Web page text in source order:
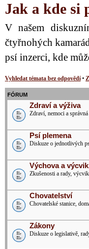
Jak a kde si
V našem
čtyřnohých
psí inzerci, kde
Vyhledat témata bez odpovědí•
FÓRUM
Zdraví a výživa
Zdraví, nemoci a
Psí plemena
Diskuze o jednotlivých
Výchova a
Zkušenosti a rady,
Chovatelství
Chovatelské stanice,
Zákony
Diskuze o legislativě,